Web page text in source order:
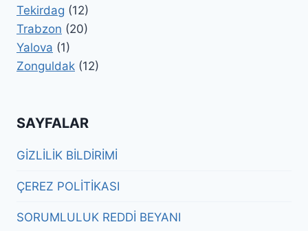
Tekirdag (12)
Trabzon (20)
Yalova (1)
Zonguldak (12)
SAYFALAR
GİZLİLİK BİLDİRİMİ
ÇEREZ POLİTİKASI
SORUMLULUK REDDİ BEYANI